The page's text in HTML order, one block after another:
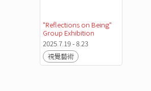
"Reflections on Being"
Group Exhibition
2025.7.19 - 8.23
視覺藝術